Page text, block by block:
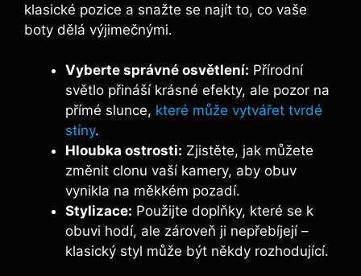
klasické pozice a snažte se najít to, co vaše
boty dělá výjimečnými.
Vyberte správné osvětlení: Přírodní
světlo přináší krásné efekty, ale pozor na
přímé slunce, které může vytvářet tvrdé
stíny.
Hloubka ostrosti: Zjistěte, jak můžete
změnit clonu vaší kamery, aby obuv
vynikla na měkkém pozadí.
Stylizace: Použijte doplňky, které se k
obuvi hodí, ale zároveň ji nepřebíjejí –
klasický styl může být někdy rozhodující.